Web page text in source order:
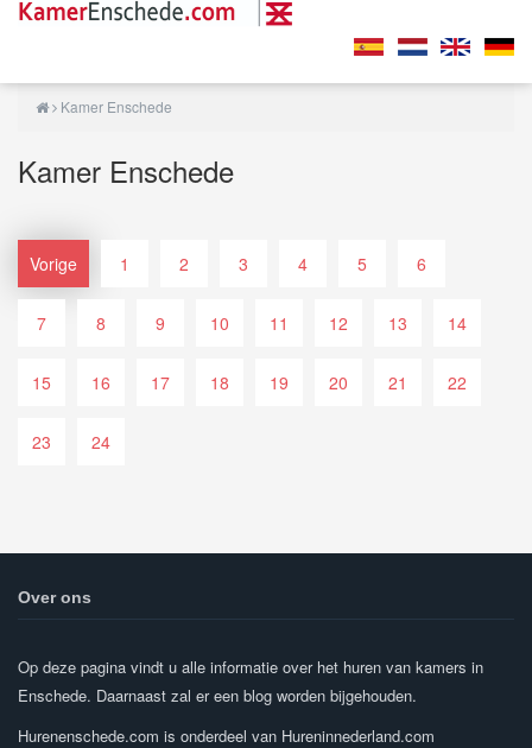
Kamer Enschede
Kamer Enschede
Vorige 1 2 3 4 5 6
7 8 9 10 11 12 13 14
15 16 17 18 19 20 21 22
23 24
Over ons
Op deze pagina vindt u alle informatie over het huren van kamers in
Enschede. Daarnaast zal er een blog worden bijgehouden.
Hurenenschede.com is onderdeel van Hureninnederland.com